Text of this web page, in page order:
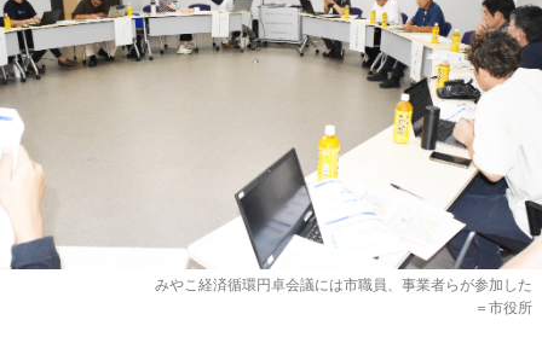
みやこ経済循環円卓会議には市職員、事業者らが参加した
＝市役所